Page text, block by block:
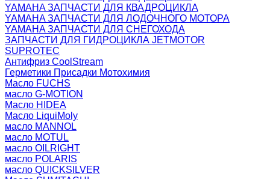
YAMAHA ЗАПЧАСТИ ДЛЯ КВАДРОЦИКЛА
YAMAHA ЗАПЧАСТИ ДЛЯ ЛОДОЧНОГО МОТОРА
YAMAHA ЗАПЧАСТИ ДЛЯ СНЕГОХОДА
ЗАПЧАСТИ ДЛЯ ГИДРОЦИКЛА JETMOTOR
SUPROTEC
Антифриз CoolStream
Герметики Присадки Мотохимия
Масло FUCHS
масло G-MOTION
Масло HIDEA
Масло LiquiMoly
масло MANNOL
масло MOTUL
масло OILRIGHT
масло POLARIS
масло QUICKSILVER